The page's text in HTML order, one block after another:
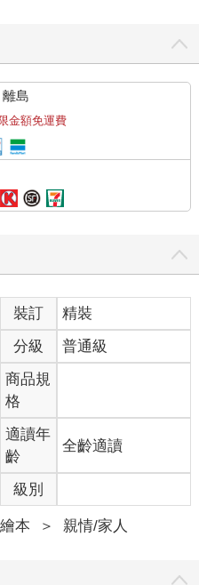
島
金額免運費
裝訂
精裝
分級 普通級
商品規
格
適讀年
齡
全齡適讀
級別
繪本 ＞ 親情/家人